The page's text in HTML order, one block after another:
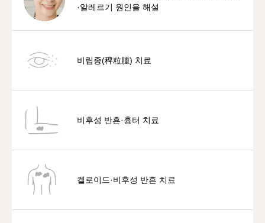
·알레르기 원인을 해설
비립종(稗粒腫) 치료
비후성 반흔·흉터 치료
켈로이드·비후성 반흔 치료